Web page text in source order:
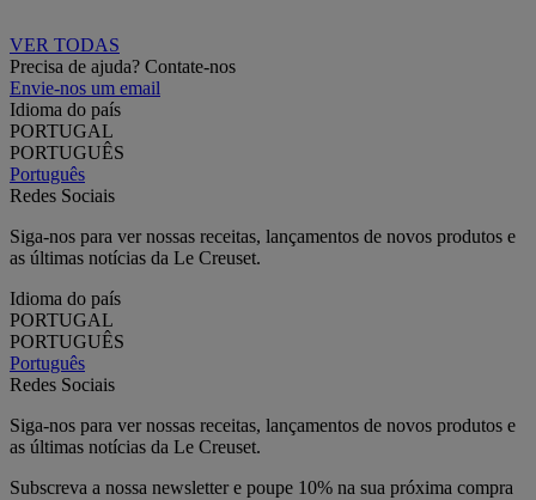
VER TODAS
Precisa de ajuda? Contate-nos
Envie-nos um email
Idioma do país
PORTUGAL
PORTUGUÊS
Português
Redes Sociais
Siga-nos para ver nossas receitas, lançamentos de novos produtos e
as últimas notícias da Le Creuset.
Idioma do país
PORTUGAL
PORTUGUÊS
Português
Redes Sociais
Siga-nos para ver nossas receitas, lançamentos de novos produtos e
as últimas notícias da Le Creuset.
Subscreva a nossa newsletter e poupe 10% na sua próxima compra